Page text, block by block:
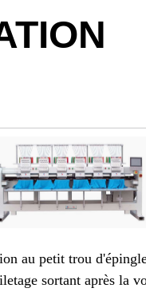
au petit trou
sortant après la